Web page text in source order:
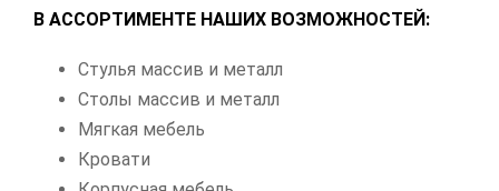
В АССОРТИМЕНТЕ НАШИХ ВОЗМОЖНОСТЕЙ:
Стулья массив и металл
Столы массив и металл
Мягкая мебель
Кровати